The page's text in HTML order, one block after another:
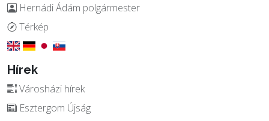
Hernádi Ádám polgármester
Térkép
Hírek
Városházi hírek
Esztergom Újság